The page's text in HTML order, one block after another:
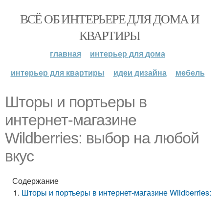
ВСЁ ОБ ИНТЕРЬЕРЕ ДЛЯ ДОМА И
КВАРТИРЫ
главная
интерьер для дома
интерьер для квартиры
идеи дизайна мебель
Шторы и портьеры в
интернет-магазине
Wildberries: выбор на любой
вкус
Содержание
Шторы и портьеры в интернет-магазине Wildberries: